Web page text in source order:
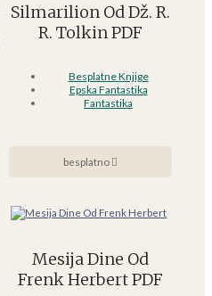
Silmarilion Od Dž. R.
R. Tolkin PDF
Besplatne Knjige
Epska Fantastika
Fantastika
besplatno
Mesija Dine Od
Frenk Herbert PDF